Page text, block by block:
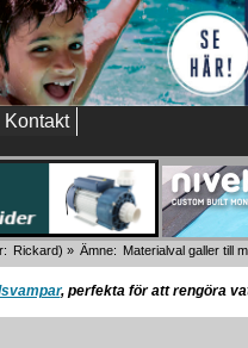
Kontakt
Rickard) » Ämne: Materialval galler till
, perfekta för att rengöra